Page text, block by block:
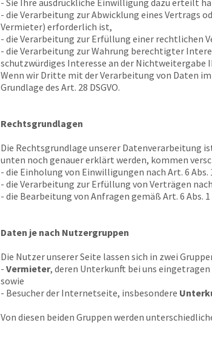
- Sie Ihre ausdrückliche Einwilligung dazu erteilt
- die Verarbeitung zur Abwicklung eines Vertrags
Vermieter) erforderlich ist,
- die Verarbeitung zur Erfüllung einer rechtlichen
- die Verarbeitung zur Wahrung berechtigter
schutzwürdiges Interesse an der Nichtweitergabe
Wenn wir Dritte mit der Verarbeitung von Daten
Grundlage des Art. 28 DSGVO.
Rechtsgrundlagen
Die Rechtsgrundlage unserer Datenverarbeitung
unten noch genauer erklärt werden, kommen
- die Einholung von Einwilligungen nach Art. 6 Abs.
- die Verarbeitung zur Erfüllung von Verträgen nach
- die Bearbeitung von Anfragen gemäß Art. 6
Daten je nach Nutzergruppen
Die Nutzer unserer Seite lassen sich in zwei
- Vermieter, deren Unterkunft bei uns
sowie
- Besucher der Internetseite, insbesondere
Von diesen beiden Gruppen werden